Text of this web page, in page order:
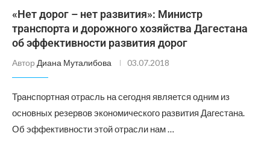
«Нет дорог – нет развития»: Министр
транспорта и дорожного хозяйства Дагестана
об эффективности развития дорог
Автор Диана Муталибова 03.07.2018
Транспортная отрасль на сегодня является одним из
основных резервов экономического развития Дагестана.
Об эффективности этой отрасли нам …